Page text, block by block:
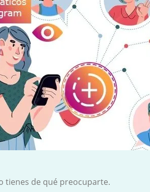
tienes de qué preocuparte.